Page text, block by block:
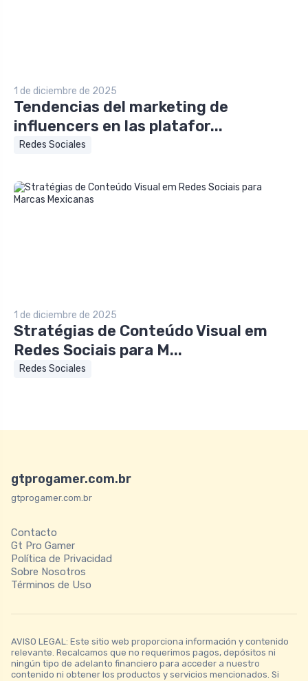
1 de diciembre de 2025
Tendencias del marketing de
influencers en las platafor...
Redes Sociales
1 de diciembre de 2025
Stratégias de Conteúdo Visual em
Redes Sociais para M...
Redes Sociales
gtprogamer.com.br
gtprogamer.com.br
Contacto
Gt Pro Gamer
Política de Privacidad
Sobre Nosotros
Términos de Uso
AVISO LEGAL: Este sitio web proporciona información y contenido
relevante. Recalcamos que no requerimos pagos, depósitos ni
ningún tipo de adelanto financiero para acceder a nuestro
contenido ni obtener los productos y servicios mencionados. Si